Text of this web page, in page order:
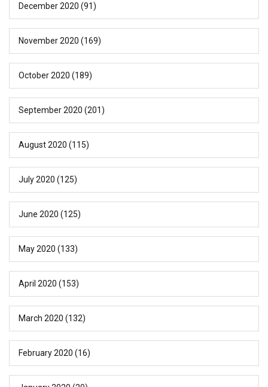
December 2020 (91)
November 2020 (169)
October 2020 (189)
September 2020 (201)
August 2020 (115)
July 2020 (125)
June 2020 (125)
May 2020 (133)
April 2020 (153)
March 2020 (132)
February 2020 (16)